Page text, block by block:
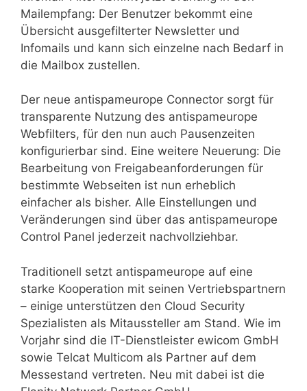
Mailempfang: Der Benutzer bekommt eine
Übersicht ausgefilterter Newsletter und
Infomails und kann sich einzelne nach Bedarf in
die Mailbox zustellen.
Der neue antispameurope Connector sorgt für
transparente Nutzung des antispameurope
Webfilters, für den nun auch Pausenzeiten
konfigurierbar sind. Eine weitere Neuerung: Die
Bearbeitung von Freigabeanforderungen für
bestimmte Webseiten ist nun erheblich
einfacher als bisher. Alle Einstellungen und
Veränderungen sind über das antispameurope
Control Panel jederzeit nachvollziehbar.
Traditionell setzt antispameurope auf eine
starke Kooperation mit seinen Vertriebspartnern
– einige unterstützen den Cloud Security
Spezialisten als Mitaussteller am Stand. Wie im
Vorjahr sind die IT-Dienstleister ewicom GmbH
sowie Telcat Multicom als Partner auf dem
Messestand vertreten. Neu mit dabei ist die